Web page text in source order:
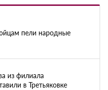
пели народные
из филиала
в Третьяковке